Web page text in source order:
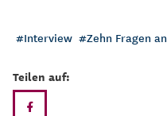
Interview Zehn Fragen an
Teilen auf: